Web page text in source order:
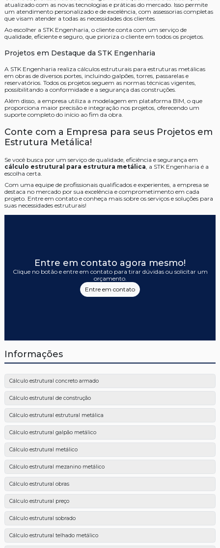
atualizado com as novas tecnologias e práticas do mercado. Isso permite
um atendimento personalizado e de excelência, com assessorias completas
que visam atender a todas as necessidades dos clientes.
Ao escolher a STK Engenharia, o cliente conta com um serviço de
qualidade, eficiente e seguro, que prioriza o cliente em todos os projetos.
Projetos em Destaque da STK Engenharia
A STK Engenharia realiza cálculos estruturais para estruturas metálicas
em obras de diversos portes, incluindo galpões, torres, passarelas e
reservatórios. Todos os projetos seguem as normas técnicas vigentes,
possibilitando a conformidade e a segurança das construções.
Além disso, a empresa utiliza a modelagem em plataforma BIM, o que
proporciona maior precisão e integração nos projetos, oferecendo um
suporte completo do início ao fim da obra.
Conte com a Empresa para seus Projetos em
Estrutura Metálica!
Se você busca por um serviço de qualidade, eficiência e segurança em
cálculo estrutural para estrutura metálica , a STK Engenharia é a
escolha certa.
Com uma equipe de profissionais qualificados e experientes, a empresa se
destaca no mercado por sua excelência e comprometimento em cada
projeto. Entre em contato e conheça mais sobre os serviços e soluções para
suas necessidades estruturais!
Entre em contato agora mesmo!
Clique no botão e entre em contato para tirar dúvidas ou solicitar um
orçamento.
Entre em contato
Informações
Cálculo estrutural concreto armado
Cálculo estrutural de construção
Cálculo estrutural estrutural metálica
Cálculo estrutural galpão metálico
Cálculo estrutural metálico
Cálculo estrutural mezanino metálico
Cálculo estrutural obras
Cálculo estrutural preço
Cálculo estrutural sobrado
Cálculo estrutural telhado metálico